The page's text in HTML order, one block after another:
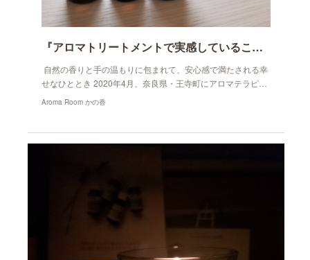
『アロマトリートメントで実感していること。』
自然の香りと手の温もりに包まれて、安心感で満たされる幸
せなひととき 2020年4月、奈良県・王寺町にアロマテラピ…
Aroma Room かの香